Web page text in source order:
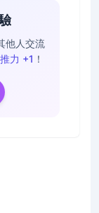
他人交流
推力 +1 ！